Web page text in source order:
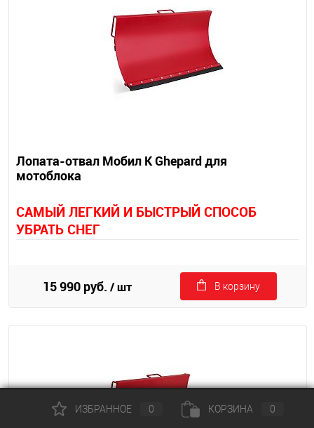
Лопата-отвал Мобил К Ghepard для
мотоблока
САМЫЙ ЛЕГКИЙ И БЫСТРЫЙ СПОСОБ
УБРАТЬ СНЕГ
15 990 руб. / шт В корзину
ИЗБРАННОЕ 0 КОРЗИНА 0